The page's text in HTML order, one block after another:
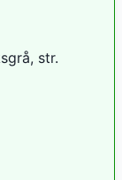
str.